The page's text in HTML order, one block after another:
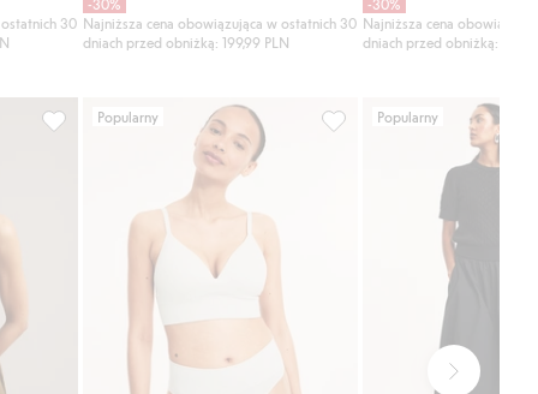
30
-30%
Najniższa cena obowiązująca w ostatnich 30
dniach przed obniżką: 199,99 PLN
-30%
Najniższa cena
dniach przed obniżką:
leg, Dodaj do listy ulubione
Sukienka lniana z paskiem do zawiązywania, Dodaj do listy
Popularny
Majtki brazyliany, Dodaj
Popularny